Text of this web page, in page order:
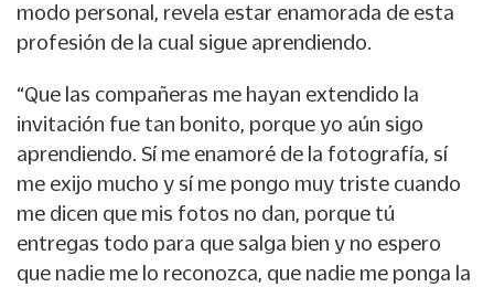
modo personal, revela estar enamorada de esta
profesión de la cual sigue aprendiendo.
“Que las compañeras me hayan extendido la
invitación fue tan bonito, porque yo aún sigo
aprendiendo. Sí me enamoré de la fotografía, sí
me exijo mucho y sí me pongo muy triste cuando
me dicen que mis fotos no dan, porque tú
entregas todo para que salga bien y no espero
que nadie me lo reconozca, que nadie me ponga la